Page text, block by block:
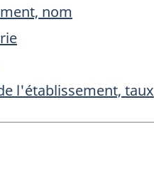
nom
l'établissement, taux